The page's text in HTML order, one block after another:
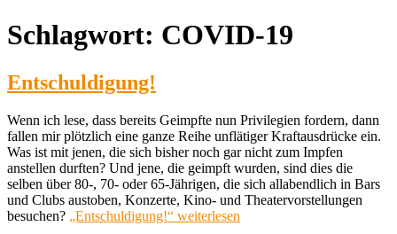
Schlagwort: COVID-19
Entschuldigung!
Wenn ich lese, dass bereits Geimpfte nun Privilegien fordern, dann
fallen mir plötzlich eine ganze Reihe unflätiger Kraftausdrücke ein.
Was ist mit jenen, die sich bisher noch gar nicht zum Impfen
anstellen durften? Und jene, die geimpft wurden, sind dies die
selben über 80-, 70- oder 65-Jährigen, die sich allabendlich in Bars
und Clubs austoben, Konzerte, Kino- und Theatervorstellungen
besuchen? „Entschuldigung!“ weiterlesen